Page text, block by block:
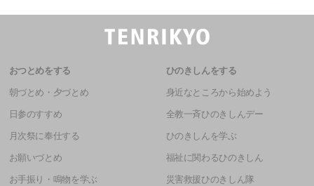
おつとめをする
朝づとめ・夕づとめ
日参のすすめ
月次祭に奉仕する
お願いづとめ
お手振り・鳴物を学ぶ
ひのきしんをする
身近なところから始めよう
全教一斉ひのきしんデー
ひのきしんを学ぶ
福祉に関わるひのきしん
災害救援ひのきしん隊